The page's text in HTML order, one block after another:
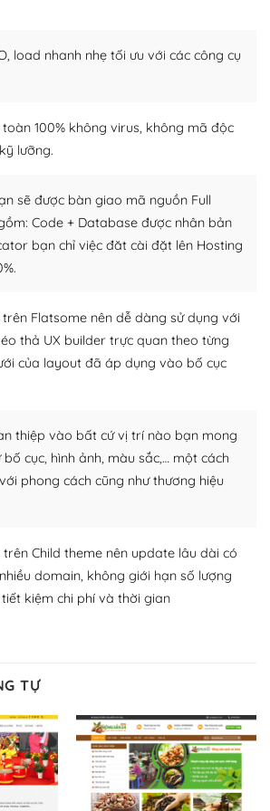
đồng lớn, sẵn sàng hỗ trợ
WordPress, họ sẽ giúp bạn trả
của bạn.
WordPress sẵn sàng hỗ trợ bạn
phần cài đặt thêm vào
thêm các tính năng cần thiết. Có
hoặc miễn phí.
rất phong phú. Bạn có thể thỏa
và themes phù hợp cho mục đích
plugin và themes
kỳ thì WordPress đều có thể dễ
tự do khi quyết định nơi lưu trữ
của bạn.
cho website WordPress
là nền tảng xây dựng trang web và
load nhanh nhẹ tối ưu với các công cụ
100% không virus, không mã độc
lưỡng.
sẽ được bàn giao mã nguồn Full
Code + Database được nhân bản
bạn chỉ việc đăt cài đặt lên Hosting
Flatsome nên dễ dàng sử dụng với
thả UX builder trực quan theo từng
của layout đã áp dụng vào bố cục
thiệp vào bất cứ vị trí nào bạn mong
cục, hình ảnh, màu sắc,… một cách
phong cách cũng như thương hiệu
Child theme nên update lâu dài có
domain, không giới hạn số lượng
kiệm chi phí và thời gian
TỰ